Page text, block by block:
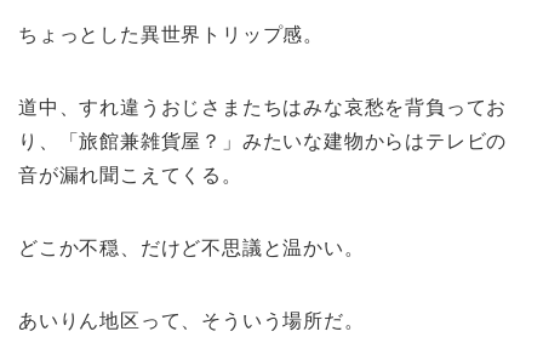
ちょっとした異世界トリップ感。
道中、すれ違うおじさまたちはみな哀愁を背負ってお
り、「旅館兼雑貨屋？」みたいな建物からはテレビの
音が漏れ聞こえてくる。
どこか不穏、だけど不思議と温かい。
あいりん地区って、そういう場所だ。